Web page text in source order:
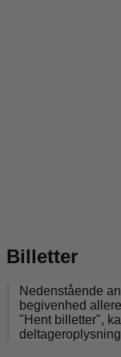
Billetter
Nedenstående
begivenhed
"Hent billetter",